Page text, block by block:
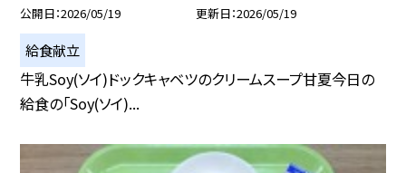
公開日 2026/05/19 更新日 2026/05/19
給食献立
牛乳Soy(ソイ)ドックキャベツのクリームスープ甘夏今日の
給食の「Soy(ソイ)...